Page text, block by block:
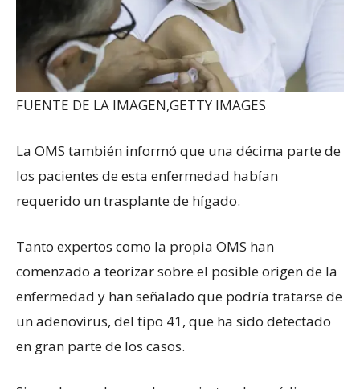
FUENTE DE LA IMAGEN,GETTY IMAGES
La OMS también informó que una décima parte de
los pacientes de esta enfermedad habían
requerido un trasplante de hígado.
Tanto expertos como la propia OMS han
comenzado a teorizar sobre el posible origen de la
enfermedad y han señalado que podría tratarse de
un adenovirus, del tipo 41, que ha sido detectado
en gran parte de los casos.